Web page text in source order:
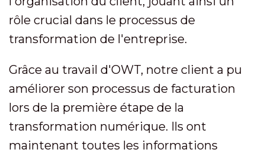
rôle crucial dans le processus de
transformation de l'entreprise.
Grâce au travail d'OWT, notre client a pu
améliorer son processus de facturation
lors de la première étape de la
transformation numérique. Ils ont
maintenant toutes les informations